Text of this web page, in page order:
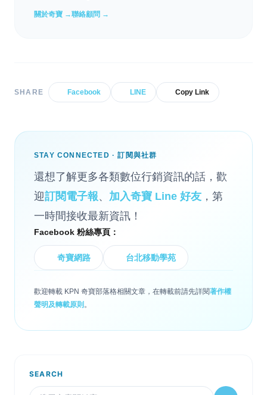
關於奇寶 →聯絡顧問 →
SHARE Facebook LINE Copy Link
STAY CONNECTED · 訂閱與社群
還想了解更多各類數位行銷資訊的話，歡
迎訂閱電子報、 加入奇寶 Line 好友 ，第
一時間接收最新資訊！
Facebook 粉絲專頁：
奇寶網路 台北移動學苑
歡迎轉載 KPN 奇寶部落格相關文章，在轉載前請先詳閱著作權
聲明及轉載原則 。
SEARCH